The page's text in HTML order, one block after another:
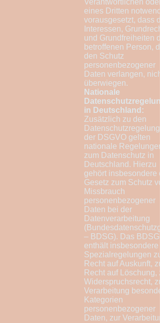
Verantwortlichen oder
eines Dritten
vorausgesetzt, dass
Interessen,
und Grundfreiheiten
betroffenen Person,
den Schutz
personenbezogener
Daten verlangen, nicht
überwiegen.
Nationale
in Deutschland:
Zusätzlich zu den
der DSGVO gelten
nationale Regelungen
zum Datenschutz in
Deutschland. Hierzu
gehört insbesondere
Gesetz zum Schutz
Missbrauch
personenbezogener
Daten bei der
Datenverarbeitung
– BDSG). Das BDSG
enthält insbesondere
Spezialregelungen
Recht auf Auskunft,
Recht auf Löschung,
Widerspruchsrecht,
Verarbeitung
Kategorien
personenbezogener
Daten, zur